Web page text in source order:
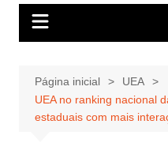
Página inicial
UEA
UEA no ranking nacional
estaduais com mais